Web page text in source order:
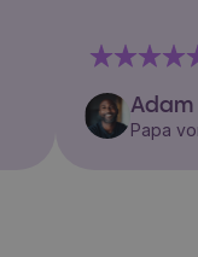
Adam
Papa